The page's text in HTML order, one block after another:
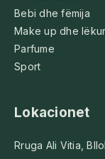
Bebi dhe fëmija
Make up dhe
Parfume
Sport
Lokacionet
Rruga Ali Vitia,